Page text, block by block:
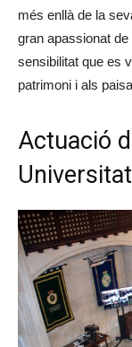
més enllà de la
gran apassionat de
sensibilitat que es
patrimoni i als
Actuació